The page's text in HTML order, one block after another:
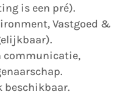
is een pré).
Vastgoed &
communicatie,
beschikbaar.